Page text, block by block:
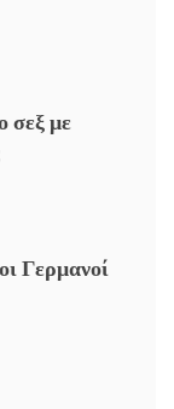
σεξ με
Γερμανοί